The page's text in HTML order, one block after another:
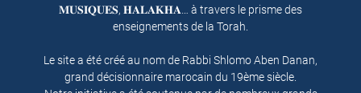
𝐌𝐔𝐒𝐈𝐐𝐔𝐄𝐒, 𝐇𝐀𝐋𝐀𝐊𝐇𝐀… à travers le prisme des
enseignements de la Torah.
Le site a été créé au nom de Rabbi Shlomo Aben Danan,
grand décisionnaire marocain du 19ème siècle.